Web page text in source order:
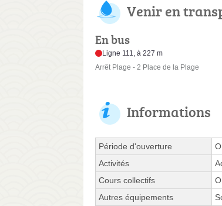
Venir en
En bus
Ligne 111, à 227 m
Arrêt Plage - 2 Place de la Plage
Informations
Période d'ouverture
Activités
Cours collectifs
Autres équipements